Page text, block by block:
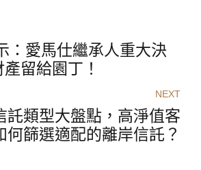
：愛馬仕繼承人重大決
留給園丁！
NEXT
託類型大盤點，高淨值客
何篩選適配的離岸信託？